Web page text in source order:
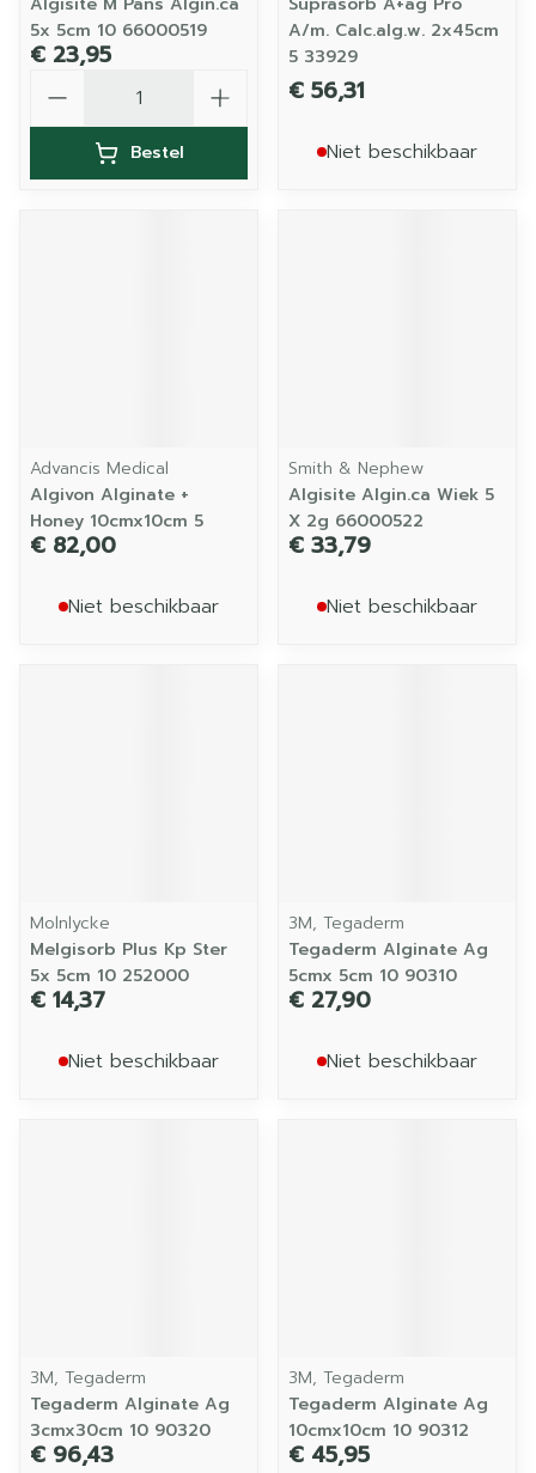
5x 5cm 10 66000519
€ 23,95
Bestel
A/m. Calc.alg.w. 2x45cm
5 33929
€ 56,31
Niet beschikbaar
Advancis Medical
Algivon Alginate +
Honey 10cmx10cm 5
€ 82,00
Niet beschikbaar
Smith & Nephew
Algisite Algin.ca Wiek 5
X 2g 66000522
€ 33,79
Niet beschikbaar
Molnlycke
Melgisorb Plus Kp Ster
5x 5cm 10 252000
€ 14,37
Niet beschikbaar
3M, Tegaderm
Tegaderm Alginate Ag
5cmx 5cm 10 90310
€ 27,90
Niet beschikbaar
3M, Tegaderm
Tegaderm Alginate Ag
3cmx30cm 10 90320
€ 96,43
3M, Tegaderm
Tegaderm Alginate Ag
10cmx10cm 10 90312
€ 45,95